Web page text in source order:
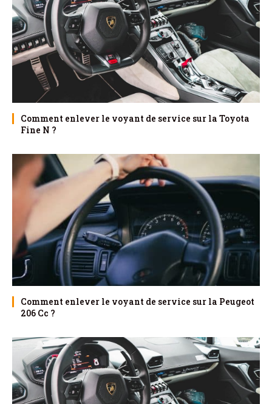
Comment enlever le voyant de service sur la Toyota
Fine N ?
Comment enlever le voyant de service sur la Peugeot
206 Cc ?